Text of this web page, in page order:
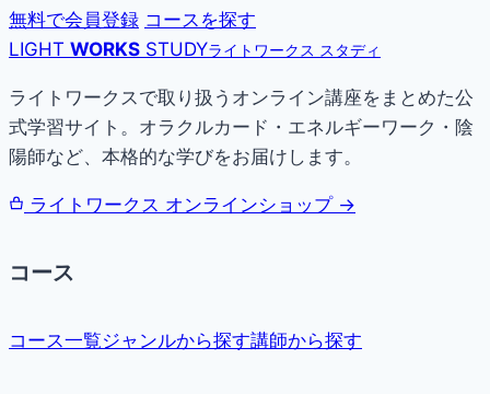
無料で会員登録 コースを探す
LIGHT WORKS STUDYライトワークス スタディ
ライトワークスで取り扱うオンライン講座をまとめた公
式学習サイト。オラクルカード・エネルギーワーク・陰
陽師など、本格的な学びをお届けします。
ライトワークス オンラインショップ →
コース
コース一覧ジャンルから探す講師から探す